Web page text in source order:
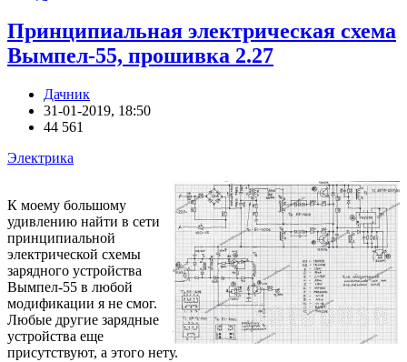
Принципиальная электрическая схема
Вымпел-55, прошивка 2.27
Дачник
31-01-2019, 18:50
44 561
Электрика
К моему большому
удивлению найти в сети
принципиальной
электрической схемы
зарядного устройства
Вымпел-55 в любой
модификации я не смог.
Любые другие зарядные
устройства еще
присутствуют, а этого нету.